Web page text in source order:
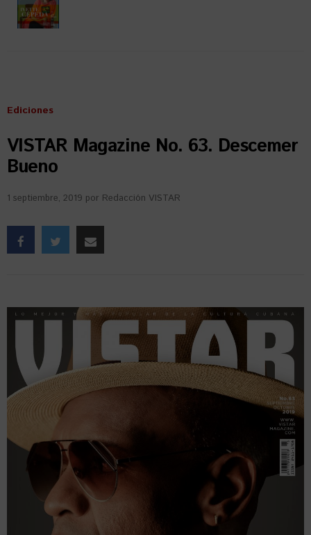
Ediciones
VISTAR Magazine No. 63. Descemer
Bueno
1 septiembre, 2019 por Redacción VISTAR